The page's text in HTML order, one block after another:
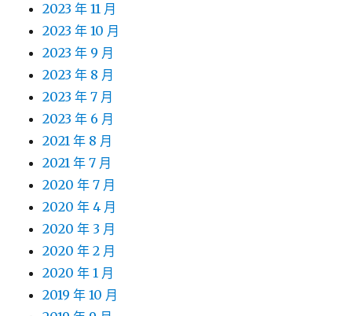
2023 年 11 月
2023 年 10 月
2023 年 9 月
2023 年 8 月
2023 年 7 月
2023 年 6 月
2021 年 8 月
2021 年 7 月
2020 年 7 月
2020 年 4 月
2020 年 3 月
2020 年 2 月
2020 年 1 月
2019 年 10 月